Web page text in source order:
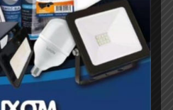
P/Vivero